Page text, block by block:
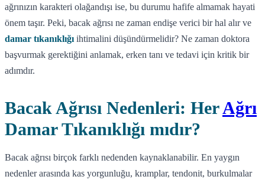
ağrınızın karakteri olağandışı ise, bu durumu hafife almamak hayati
önem taşır. Peki, bacak ağrısı ne zaman endişe verici bir hal alır ve
damar tıkanıklığı ihtimalini düşündürmelidir? Ne zaman doktora
başvurmak gerektiğini anlamak, erken tanı ve tedavi için kritik bir
adımdır.
Bacak Ağrısı Nedenleri: Her Ağrı
Damar Tıkanıklığı mıdır?
Bacak ağrısı birçok farklı nedenden kaynaklanabilir. En yaygın
nedenler arasında kas yorgunluğu, kramplar, tendonit, burkulmalar